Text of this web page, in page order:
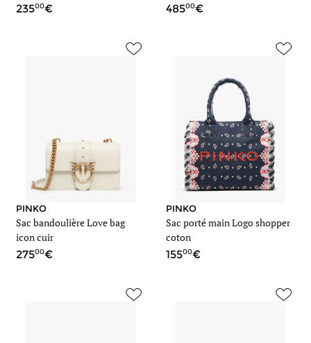
23500
48500
PINKO
Sac bandoulière Love bag
icon cuir
27500
PINKO
Sac porté main Logo shopper
coton
15500